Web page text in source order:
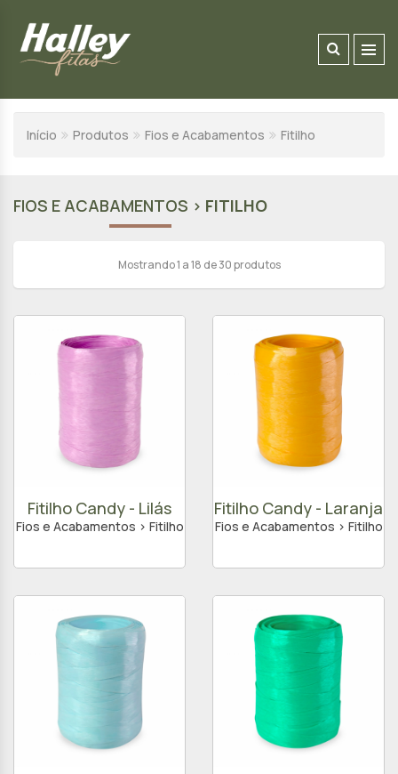
Início Produtos Fios e Acabamentos Fitilho
FIOS E ACABAMENTOS > FITILHO
Mostrando 1 a 18 de 30 produtos
Fitilho Candy - Lilás
Fios e Acabamentos > Fitilho
Fitilho Candy - Laranja
Fios e Acabamentos > Fitilho